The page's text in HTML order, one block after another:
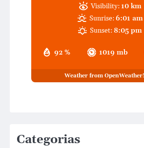
92 % 1019 mb
Visibility: 10 km
Sunrise:6:01 am
Sunset:8:05 pm
Weather from
Categorias